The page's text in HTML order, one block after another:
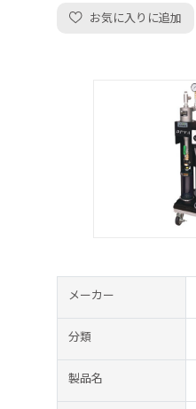
お気に入りに追加
メーカー
分類
製品名